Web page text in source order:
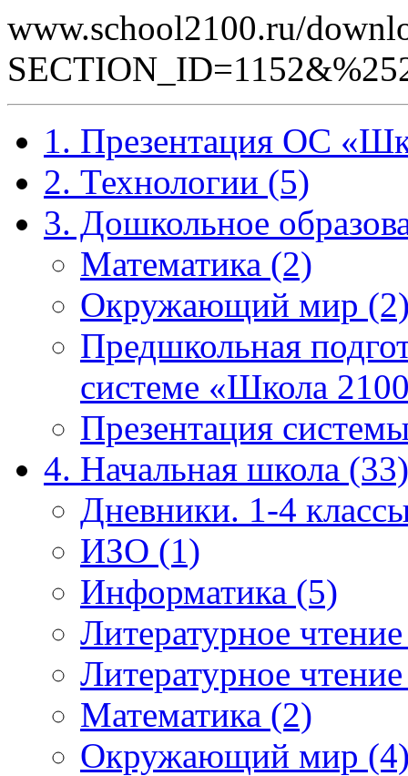
www.school2100.ru/
1. Презентация ОС
2. Технологии (5)
3. Дошкольное
Математика (2)
Окружающий мир
Предшкольная
системе «Школа
Презентация
4. Начальная школа (33)
Дневники. 1-4
ИЗО (1)
Информатика (5)
Литературное
Литературное
Математика (2)
Окружающий мир